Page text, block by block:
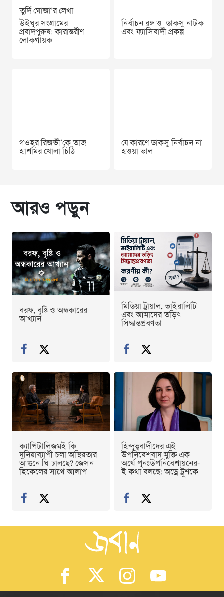
তুর্দি ঘোজা’র লেখা
উইঘুর সংগ্রামের
প্রবাদপুরুষ: কারান্তরীণ
লোকগায়ক
নির্বাচন রঙ্গ ও ডাকসু নাটক
এবং ফ্যাসিবাদী প্রকল্প
গওহর রিজভী’কে তাজ
হাশমির খোলা চিঠি
যে কারণে ডাকসু নির্বাচন না
হওয়া ভাল
আরও পড়ুন
বরফ, বৃষ্টি ও অন্ধকারের
আখ্যান
মিডিয়া ট্রায়াল, ভাইরালিটি
এবং আমাদের তড়িৎ
সিদ্ধান্তপ্রবণতা
ক্যাপিটালিজমই কি
দুনিয়াব্যাপী চলা অস্থিরতার
আগুনে ঘি ঢালছে? জেসন
হিকেলের সাথে আলাপ
হিন্দুত্ববাদীদের এই
উপনিবেশবাদ মুক্তি এক
অর্থে পুনঃউপনিবেশায়নের-
ই কথা বলছে: অড্রে ট্রুশকে